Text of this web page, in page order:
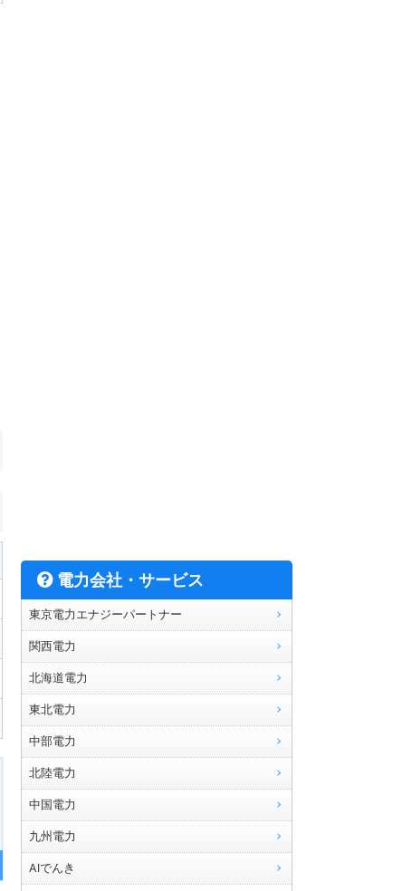
電力会社・サービス
東京電力エナジーパートナー
関西電力
北海道電力
東北電力
中部電力
北陸電力
中国電力
九州電力
AIでんき